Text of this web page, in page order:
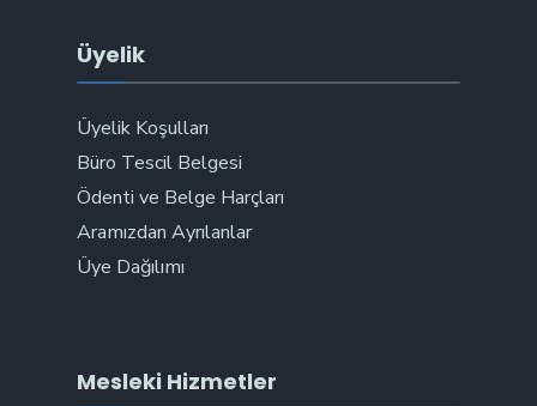
Üyelik
Üyelik Koşulları
Büro Tescil Belgesi
Ödenti ve Belge Harçları
Aramızdan Ayrılanlar
Üye Dağılımı
Mesleki Hizmetler